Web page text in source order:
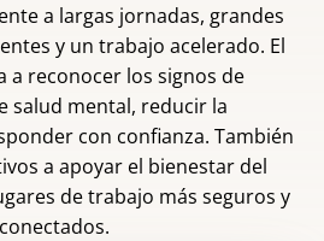
a largas jornadas, grandes
y un trabajo acelerado. El
a reconocer los signos de
salud mental, reducir la
con confianza. También
a apoyar el bienestar del
de trabajo más seguros y
conectados.